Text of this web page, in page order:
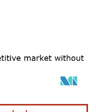
según CC BY 4.0.